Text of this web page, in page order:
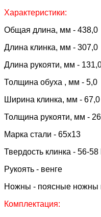
Характеристики:
Общая длина, мм - 438,0
Длина клинка, мм - 307,0
Длина рукояти, мм -
Толщина обуха , мм - 5,0
Ширина клинка, мм - 67,0
Толщина рукояти, мм -
Марка стали - 65х13
Твердость клинка - 56-58
Рукоять - венге
Ножны - поясные ножны
Комплектация: